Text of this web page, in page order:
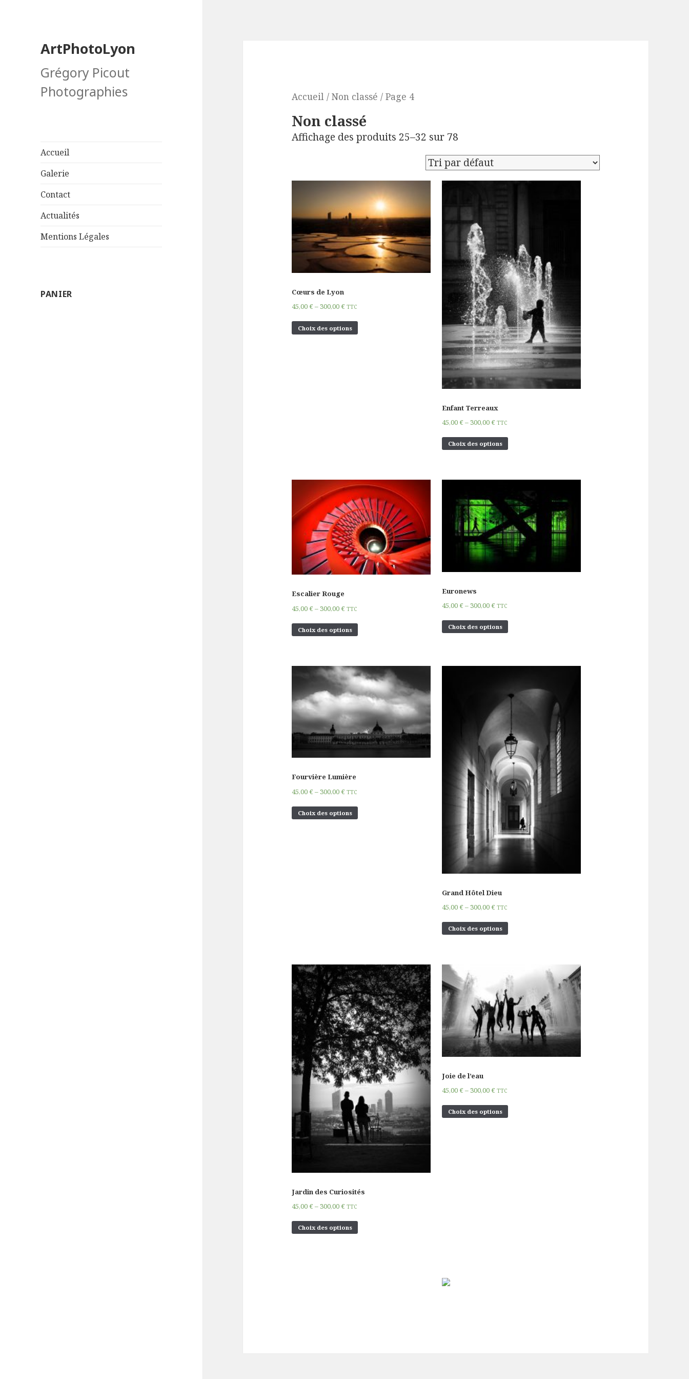
ArtPhotoLyon
Grégory Picout
Photographies
Accueil
Galerie
Contact
Actualités
Mentions Légales
PANIER
Accueil /Non classé / Page 4
Non classé
Affichage des produits 25–32 sur 78
Cœurs de Lyon
45,00 € –300,00 € TTC
Choix des options
Enfant Terreaux
45,00 € –300,00 € TTC
Choix des options
Escalier Rouge
45,00 € –300,00 € TTC
Choix des options
Euronews
45,00 € –300,00 € TTC
Choix des options
Fourvière Lumière
45,00 € –300,00 € TTC
Choix des options
Grand Hôtel Dieu
45,00 € –300,00 € TTC
Choix des options
Jardin des Curiosités
45,00 € –300,00 € TTC
Choix des options
Joie de l’eau
45,00 € –300,00 € TTC
Choix des options